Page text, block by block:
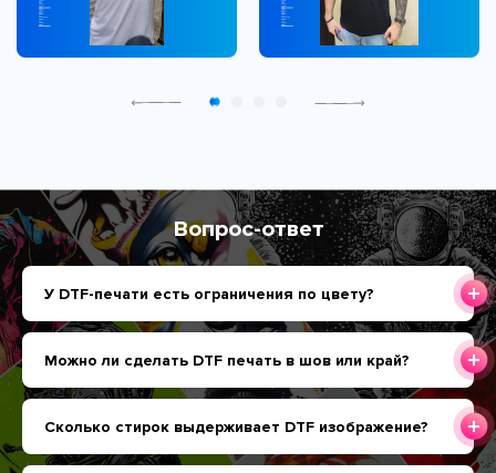
Вопрос-ответ
У DTF-печати есть ограничения по цвету?
Можно ли сделать DTF печать в шов или край?
Сколько стирок выдерживает DTF изображение?